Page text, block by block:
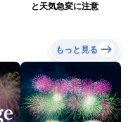
と天気急変に注意
もっと見る